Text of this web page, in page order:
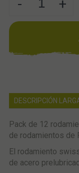
- +
DESCRIPCIÓN
Pack de 12
de rodamientos de
El rodamiento
de acero